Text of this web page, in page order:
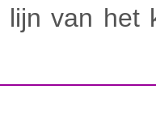
lijn van het